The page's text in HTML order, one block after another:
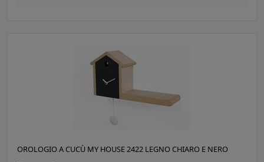
OROLOGIO A CUCÙ MY HOUSE 2422 LEGNO CHIARO E NERO